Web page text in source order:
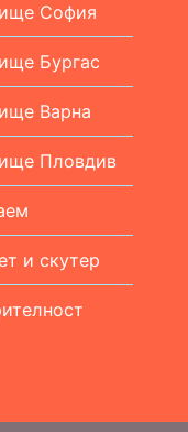
София
Бургас
Варна
Пловдив
и скутер